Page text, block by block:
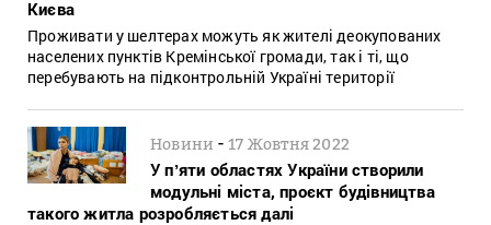
Києва
Проживати у шелтерах можуть як жителі деокупованих
населених пунктів Кремінської громади, так і ті, що
перебувають на підконтрольній Україні території
Новини -17 Жовтня 2022
У пʼяти областях України створили
модульні міста, проєкт будівництва
такого житла розробляється далі